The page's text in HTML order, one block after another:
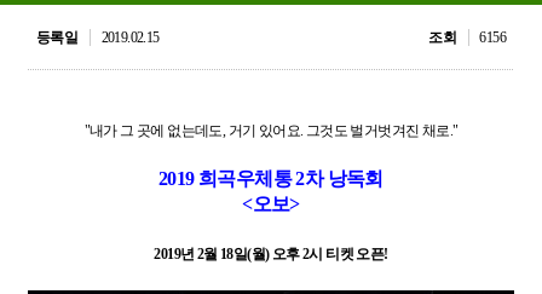
등록일 2019.02.15 조회 6156
"내가 그 곳에 없는데도, 거기 있어요. 그것도 벌거벗겨진 채로."
2019 희곡우체통 2차 낭독회
<오보>
2019년 2월 18일(월) 오후 2시 티켓 오픈!